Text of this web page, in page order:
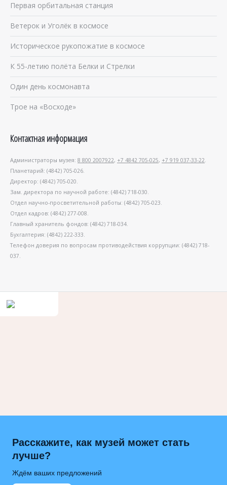
Первая орбитальная станция
Ветерок и Уголёк в космосе
Историческое рукопожатие в космосе
К 55-летию полёта Белки и Стрелки
Один день космонавта
Трое на «Восходе»
Контактная информация
Администраторы музея: 8 800 2007922, +7 4842 705-025, +7 919 037-33-22.
Планетарий: (4842) 705-026.
Директор: (4842) 705-020.
Зам. директора по научной работе: (4842) 718-030.
Отдел научно-просветительной работы: (4842) 705-023.
Отдел кадров: (4842) 277-008.
Главный хранитель фондов: (4842) 718-034.
Бухгалтерия: (4842) 222-333.
Телефон доверия по вопросам противодействия коррупции: (4842) 718-
037.
Расскажите, как музей может стать
лучше?
Ждём ваших предложений